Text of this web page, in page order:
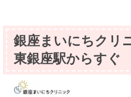
銀座まいにちクリ
東銀座駅からすぐ